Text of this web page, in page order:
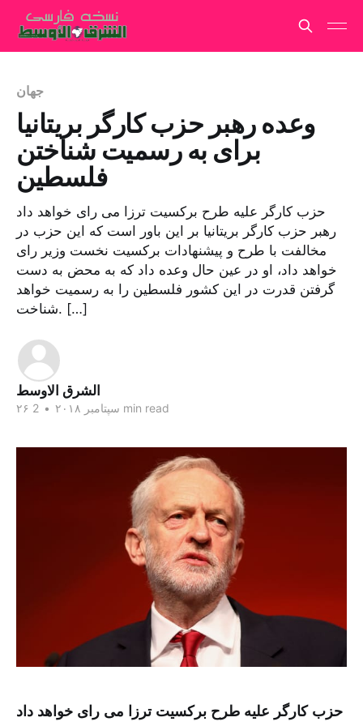
جهان
وعده رهبر حزب کارگر بریتانیا
برای به رسمیت شناختن
فلسطین
حزب کارگر علیه طرح برکسیت ترزا می رای خواهد داد
رهبر حزب کارگر بریتانیا بر این باور است که این حزب در
مخالفت با طرح و پیشنهادات برکسیت نخست وزیر رای
خواهد داد، او در عین حال وعده داد که به محض به دست
گرفتن قدرت در این کشور فلسطین را به رسمیت خواهد
شناخت. […]
الشرق الاوسط
۲۶ سپتامبر ۲۰۱۸ • 2 min read
حزب کارگر علیه طرح برکسیت ترزا می رای خواهد داد